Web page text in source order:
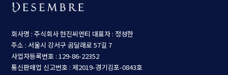
회사명 : 주식회사 현진씨엔티 대표자 : 정성한
주소 : 서울시 강서구 곰달래로 57길 7
사업자등록번호 : 129-86-22352
통신판매업 신고번호 : 제2019-경기김포-0843호